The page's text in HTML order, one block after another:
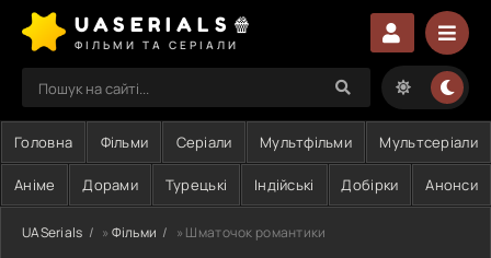
UASERIALS🍿
ФІЛЬМИ ТА СЕРІАЛИ
Головна Фільми Серіали Мультфільми Мультсеріали
Аніме Дорами Турецькі Індійські Добірки Анонси
UASerials » Фільми » Шматочок романтики